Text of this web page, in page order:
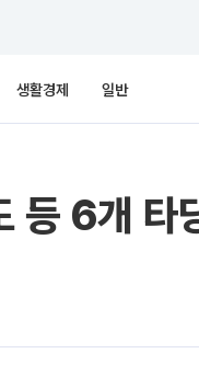
생활경제 일반
등 6개